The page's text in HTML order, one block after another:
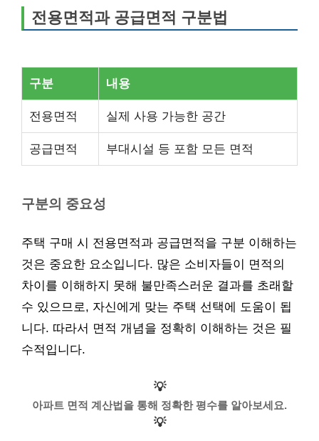
전용면적과 공급면적 구분법
구분 내용
전용면적 실제 사용 가능한 공간
공급면적 부대시설 등 포함 모든 면적
구분의 중요성
주택 구매 시 전용면적과 공급면적을 구분 이해하는
것은 중요한 요소입니다. 많은 소비자들이 면적의
차이를 이해하지 못해 불만족스러운 결과를 초래할
수 있으므로, 자신에게 맞는 주택 선택에 도움이 됩
니다. 따라서 면적 개념을 정확히 이해하는 것은 필
수적입니다.
💡
아파트 면적 계산법을 통해 정확한 평수를 알아보세요.
💡